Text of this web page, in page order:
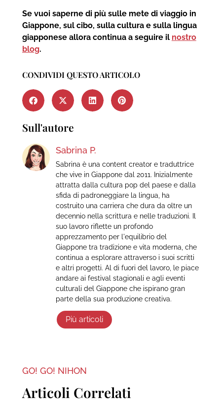
Se vuoi saperne di più sulle mete di viaggio in
Giappone, sul cibo, sulla cultura e sulla lingua
giapponese allora continua a seguire il nostro
blog.
CONDIVIDI QUESTO ARTICOLO
Sull'autore
Sabrina P.
Sabrina è una content creator e traduttrice
che vive in Giappone dal 2011. Inizialmente
attratta dalla cultura pop del paese e dalla
sfida di padroneggiare la lingua, ha
costruito una carriera che dura da oltre un
decennio nella scrittura e nelle traduzioni. Il
suo lavoro riflette un profondo
apprezzamento per l'equilibrio del
Giappone tra tradizione e vita moderna, che
continua a esplorare attraverso i suoi scritti
e altri progetti. Al di fuori del lavoro, le piace
andare ai festival stagionali e agli eventi
culturali del Giappone che ispirano gran
parte della sua produzione creativa.
Più articoli
GO! GO! NIHON
Articoli Correlati